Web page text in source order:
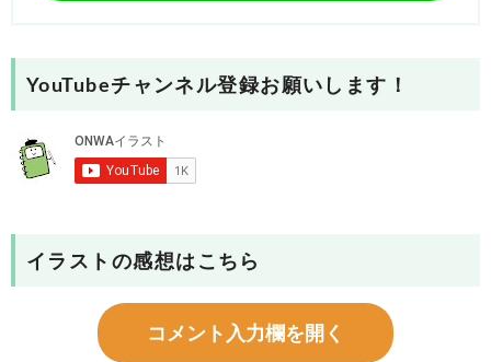
YouTubeチャンネル登録お願いします！
イラストの感想はこちら
コメント入力欄を開く